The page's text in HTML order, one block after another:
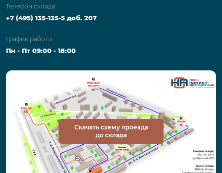
Телефон склада
+7 (495) 135-135-5 доб. 207
График работы
Пн - Пт 09:00 - 18:00
Скачать схему проезда
до склада